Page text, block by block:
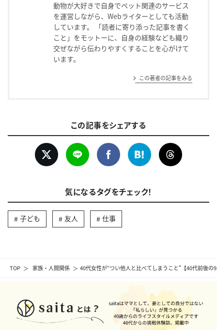
TOP 家族・人間関係 40代女性が“つい他人と比べてしまうこと"【40代前後の
動物が大好きで自身でペット関連のサービス
を運営しながら、Webライターとしても活動
しています。 「読者に寄り添った記事を書く
こと」をモットーに、自身の経験なども織り
交ぜながら伝わりやすくすることを心がけて
います。
この著者の記事をみる
この記事をシェアする
気になるタグをチェック！
子ども 友人 仕事